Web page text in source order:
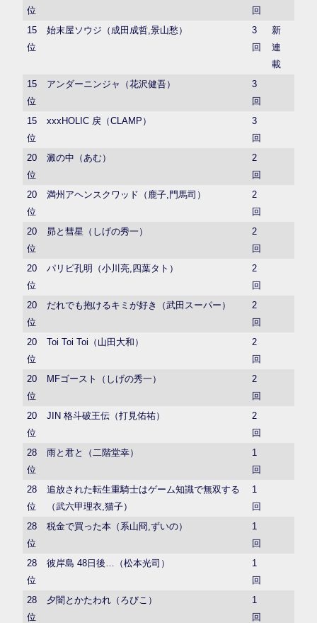
位
回
15
位
始末屋ソウジ（成田成哲,景山愁）
3
回
新
連
載
15
位
アンダーニンジャ（花沢健吾）
3
回
15
位
xxxHOLIC 戻（CLAMP）
3
回
20
位
澱の中（あむ）
2
回
20
位
満州アヘンスクワッド（鹿子,門馬司）
2
回
20
位
昴と彗星（しげの秀一）
2
回
20
位
パリピ孔明（小川亮,四葉タト）
2
回
20
位
だれでも抱けるキミが好き（武田スーパー）
2
回
20
位
Toi Toi Toi（山田大和）
2
回
20
位
MFゴースト（しげの秀一）
2
回
20
位
JIN 格斗破王伝（打見佑祐）
2
回
28
位
雨と君と（二階堂幸）
1
回
28
位
追放された転生重騎士はゲーム知識で無双する
（武六甲理衣,猫子）
1
回
28
位
税金で買った本（系山冏,ずいの）
1
回
28
位
彼岸島 48日後…（松本光司）
1
回
28
位
夕闇とかたわれ（ろびこ）
1
回